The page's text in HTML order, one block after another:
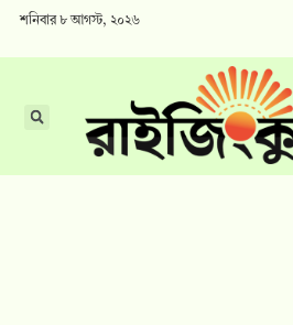
শনিবার ৮ আগস্ট, ২০২৬